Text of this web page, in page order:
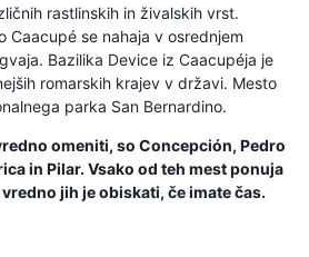
rastlinskih in živalskih vrst.
Caacupé se nahaja v osrednjem
Bazilika Device iz Caacupéja je
romarskih krajev v državi. Mesto
parka San Bernardino.
omeniti, so Concepción, Pedro
in Pilar. Vsako od teh mest ponuja
jih je obiskati, če imate čas.